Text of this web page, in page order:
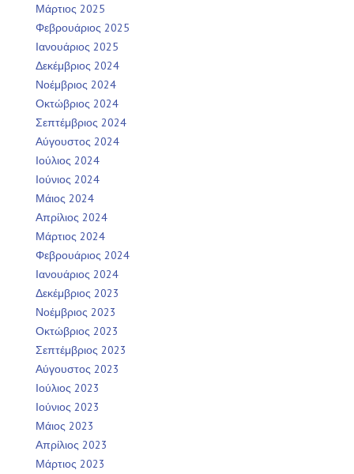
Μάρτιος 2025
Φεβρουάριος 2025
Ιανουάριος 2025
Δεκέμβριος 2024
Νοέμβριος 2024
Οκτώβριος 2024
Σεπτέμβριος 2024
Αύγουστος 2024
Ιούλιος 2024
Ιούνιος 2024
Μάιος 2024
Απρίλιος 2024
Μάρτιος 2024
Φεβρουάριος 2024
Ιανουάριος 2024
Δεκέμβριος 2023
Νοέμβριος 2023
Οκτώβριος 2023
Σεπτέμβριος 2023
Αύγουστος 2023
Ιούλιος 2023
Ιούνιος 2023
Μάιος 2023
Απρίλιος 2023
Μάρτιος 2023